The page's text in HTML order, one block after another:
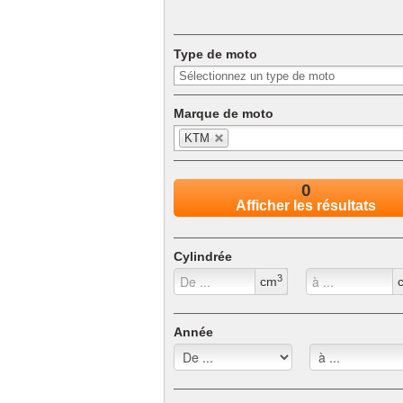
Pocket bike
Can-Am
Mobylette
Trike
Motoneige
Type de moto
Marque de moto
KTM
0
Afficher les résultats
Cylindrée
cm3
Année